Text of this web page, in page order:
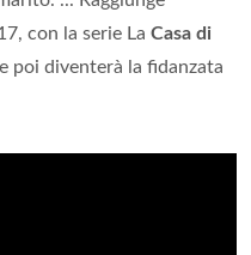
con la serie La Casa di
poi diventerà la fidanzata